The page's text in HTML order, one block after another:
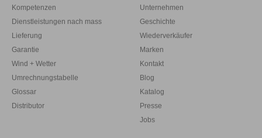
Kompetenzen
Dienstleistungen nach mass
Lieferung
Garantie
Wind + Wetter
Umrechnungstabelle
Glossar
Distributor
Unternehmen
Geschichte
Wiederverkäufer
Marken
Kontakt
Blog
Katalog
Presse
Jobs